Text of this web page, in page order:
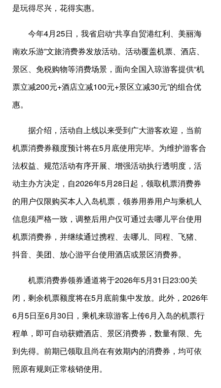
是玩得尽兴，花得实惠。
今年4月25日，我省启动“共享自贸港红利、美丽海
南欢乐游”文旅消费券发放活动。活动覆盖机票、酒店、
景区、免税购物等消费场景，面向全国入琼游客提供“机
票立减200元+酒店立减100元+景区立减30元”的组合优
惠。
据介绍，活动自上线以来受到广大游客欢迎，当前
机票消费券额度预计将在5月底使用完毕。为维护游客合
法权益、规范活动有序开展、增强活动执行透明度，活
动主办方决定，自2026年5月28日起，领取机票消费券
的用户仅限购买本人入岛机票，领券用券用户与乘机人
信息须严格一致，调整后用户仅可通过去哪儿平台使用
机票消费券，并继续通过携程、去哪儿、同程、飞猪、
抖音、美团、放心游平台使用酒店或景区消费券。
机票消费券领券通道将于2026年5月31日23:00关
闭，剩余机票额度将在5月底前集中发放。此外，2026年
6月5日至6月30日，乘机来琼游客上传6月入岛的机票行
程单，即可自动获赠酒店、景区消费券，数量有限、先
到先得。前期已领取且尚在有效期内的消费券，均可依
照原有规则正常核销使用。